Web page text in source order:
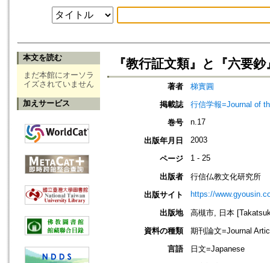
本文を読む
まだ本館にオーソラ
イズされていません
加えサービス
『教行証文類』と『六要
著者
梯實圓
掲載誌
行信学報=Journal of
巻号
n.17
出版年月日 2003
ページ 1 - 25
出版者
行信仏教文化研究所
出版サイト
https://
出版地
高槻市, 日本
資料の種類
期刊論文=Journal
言語
日文=Japanese